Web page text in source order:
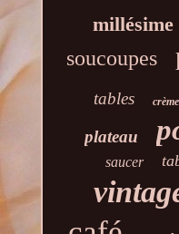
millésime
soucoupes
tables crème
plateau
saucer